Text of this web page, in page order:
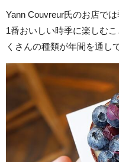
Yann Couvreur氏のお店で
1番おいしい時季に楽しむ
くさんの種類が年間を通し